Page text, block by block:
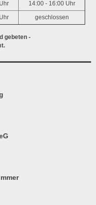
14:00 - 16:00 Uhr
geschlossen
gebeten -